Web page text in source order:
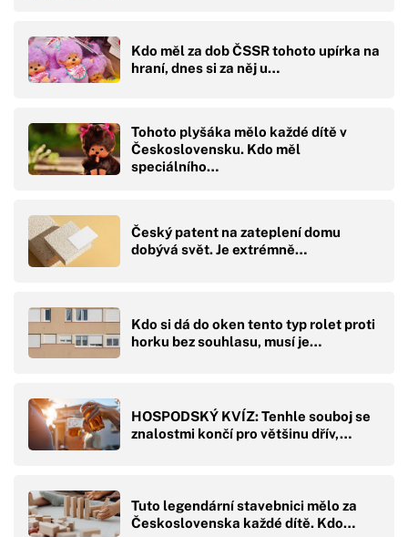
Kdo měl za dob ČSSR tohoto upírka na
hraní, dnes si za něj u…
Tohoto plyšáka mělo každé dítě v
Československu. Kdo měl
speciálního…
Český patent na zateplení domu
dobývá svět. Je extrémně…
Kdo si dá do oken tento typ rolet proti
horku bez souhlasu, musí je…
HOSPODSKÝ KVÍZ: Tenhle souboj se
znalostmi končí pro většinu dřív,…
Tuto legendární stavebnici mělo za
Československa každé dítě. Kdo…